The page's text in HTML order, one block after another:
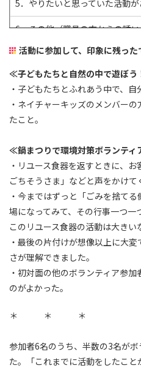
5．やりたいと思っていた活動
6．その他（職員の方からの誘
活動に参加して、印象に残った
≪子どもたちと自然の中で遊ぼ
・子どもたちとふれあう中で、自
・ネイチャーキッズのメンバー
たこと。
≪鍋まつりで環境対策ボランテ
・リユース食器を返すときに、お
ごちそうさま」などと声をかけて
・今まではずっと「ごみを捨て
場になってみて、その行事一つ一
このリユース食器の活動は大きい
・最後の片付けが想像以上に大
さが理解できました。
・初対面の他のボランティア参
のがよかった。
＊ ＊ ＊
参加者6名のうち、半数の3名が
た。「これまでに活動をしたこ